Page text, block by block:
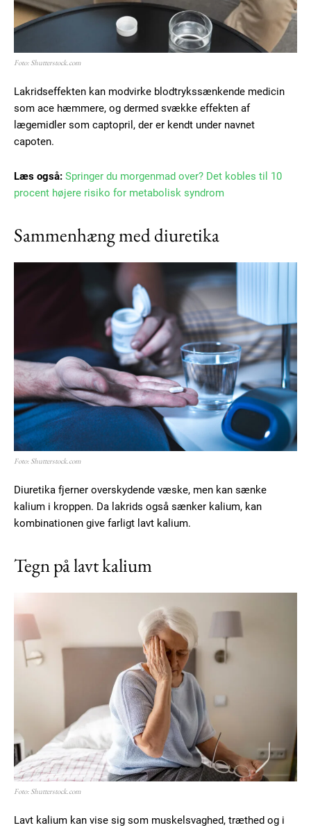
Foto: Shutterstock.com
Lakridseffekten kan modvirke blodtrykssænkende medicin
som ace hæmmere, og dermed svække effekten af
lægemidler som captopril, der er kendt under navnet
capoten.
Læs også: Springer du morgenmad over? Det kobles til 10
procent højere risiko for metabolisk syndrom
Sammenhæng med diuretika
Foto: Shutterstock.com
Diuretika fjerner overskydende væske, men kan sænke
kalium i kroppen. Da lakrids også sænker kalium, kan
kombinationen give farligt lavt kalium.
Tegn på lavt kalium
Foto: Shutterstock.com
Lavt kalium kan vise sig som muskelsvaghed, træthed og i